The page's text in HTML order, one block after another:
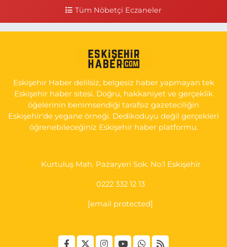
İSTİKLAL MAH. ŞAİR FUZULİ CAD. NO:35 A HAVA HASTANESİ
KARŞI KÖŞESİ ŞAİR FUZULİ AİLE SAĞLIĞI MERKEZİ KARŞISI
0 (222) 230 11 31 Yol Tarifi Al
Tüm Nöbetçi Eczaneler
Eskişehir Haber delilsiz, belgesiz haber yapmayan tek
Eskişehir haber sitesi. Doğru, hakkaniyet ve gerçeklik
öğelerinin benimsendiği tarafsız gazeteciliğin
Eskişehir'de yegane örneği. Dedikoduyu değil gerçekleri
öğrenebileceğiniz Eskişehir haber platformu.
Kurtuluş Mah. Pazaryeri Sok. No:1 Eskişehir
0222 332 12 13
[email protected]